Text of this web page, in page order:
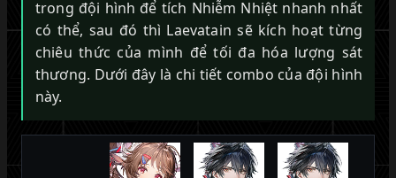
trong đội hình để tích Nhiễm Nhiệt nhanh nhất
có thể, sau đó thì Laevatain sẽ kích hoạt từng
chiêu thức của mình để tối đa hóa lượng sát
thương. Dưới đây là chi tiết combo của đội hình
này.